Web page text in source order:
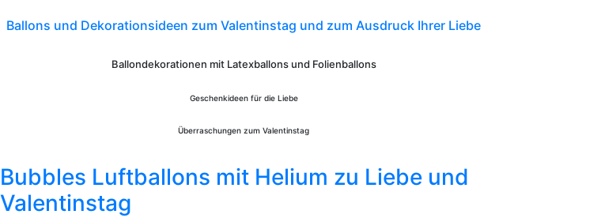
Ballons und Dekorationsideen zum Valentinstag und zum Ausdruck Ihrer Liebe
Ballondekorationen mit Latexballons und Folienballons
Geschenkideen für die Liebe
Überraschungen zum Valentinstag
Bubbles Luftballons mit Helium zu Liebe und
Valentinstag